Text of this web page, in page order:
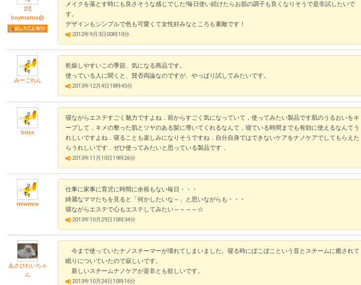
2児
boymama@
メイクを落とす時にも良さそうな感じでした!毎日使い続けたらお肌の調子も良くなりそうで是非試したいで
す。
デザインもシンプルで色も可愛くて女性好みなところも素敵です！
2012年9月3日00時10分
みーごれん
乾燥しやすいこの季節、気になる商品です。
使っている人に聞くと、賛否両論なのですが、やっぱり試してみたいです。
2013年12月4日18時45分
brise
寝ながらエステすごく魅力ですよね．前からすごく気になっていて，使ってみたい製品です肌のうるおいをキ
ープして，キメの整った肌とツヤのある髪に導いてくれるなんて，寝ている時間までも有効に使えるなんてう
れしいですよね．寝ることも楽しみになりそうですね．自分自身ではできないケアをナノケアでしてもらえた
らうれしいです．ぜひ使ってみたいと思っている製品です．
2013年11月10日19時26分
miwmiw
仕事に家事に育児に時間に余裕もない毎日・・・
綺麗なママたちを見ると「何かしたいな～」と思いながらも・・・
寝ながらエステで心もエステしてみたい～～～～☆
2013年10月29日10時34分
あさひれいちゃ
ん
今まで使っていたナノスチーマーが壊れてしまいました。寝る時にぼこぼこという音とスチームに癒されて
眠りについていたので寂しいです。
新しいスチームナノケアが是非とも欲しいです。
2013年10月24日10時16分